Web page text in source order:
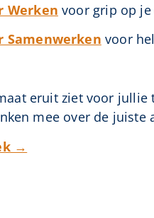
Werken voor grip op je
Samenwerken voor
eruit ziet voor jullie
mee over de juiste
→